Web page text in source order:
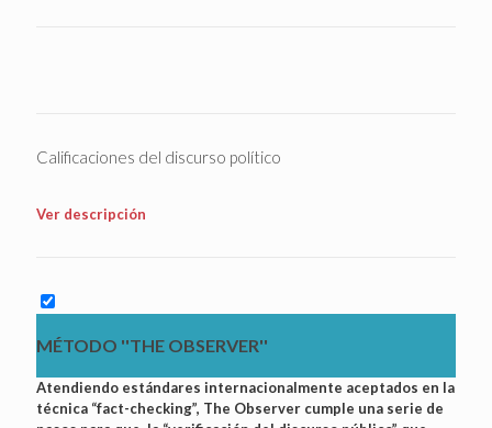
Calificaciones del discurso político
Ver descripción
MÉTODO ''THE OBSERVER''
Atendiendo estándares internacionalmente aceptados en la
técnica “fact-checking”, The Observer cumple una serie de